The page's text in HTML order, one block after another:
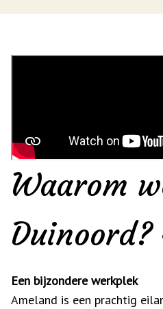
Waarom
Duinoord?
Een bijzondere werkplek
Ameland is een prachtig